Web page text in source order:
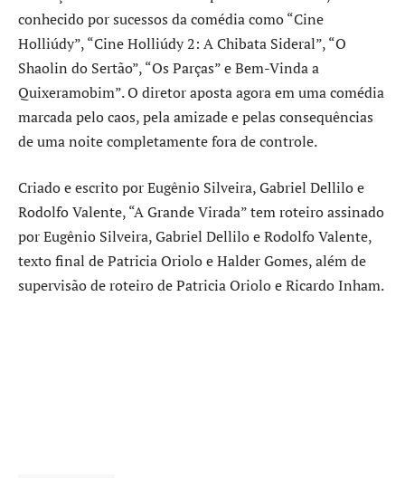
conhecido por sucessos da comédia como “Cine
Holliúdy”, “Cine Holliúdy 2: A Chibata Sideral”, “O
Shaolin do Sertão”, “Os Parças” e Bem-Vinda a
Quixeramobim”. O diretor aposta agora em uma comédia
marcada pelo caos, pela amizade e pelas consequências
de uma noite completamente fora de controle.
Criado e escrito por Eugênio Silveira, Gabriel Dellilo e
Rodolfo Valente, “A Grande Virada” tem roteiro assinado
por Eugênio Silveira, Gabriel Dellilo e Rodolfo Valente,
texto final de Patricia Oriolo e Halder Gomes, além de
supervisão de roteiro de Patricia Oriolo e Ricardo Inham.